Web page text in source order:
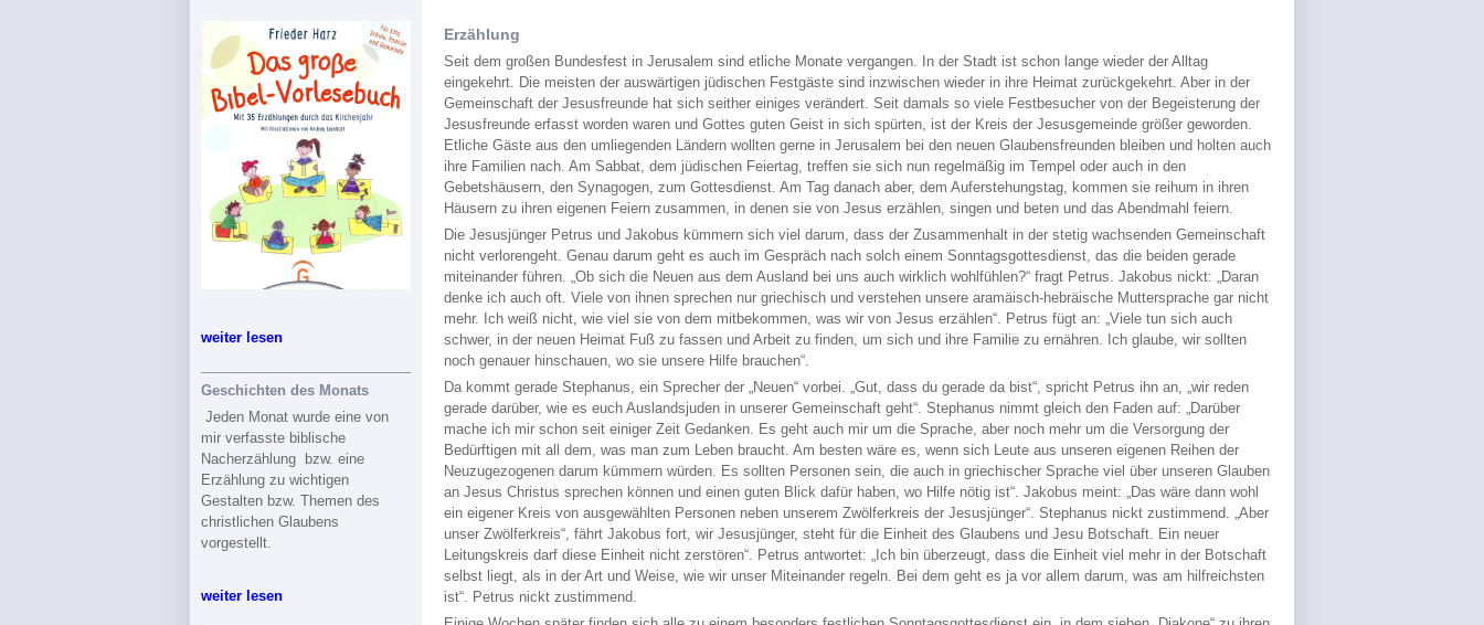
weiter lesen
Geschichten des Monats
Jeden Monat wurde eine von
mir verfasste biblische
Nacherzählung bzw. eine
Erzählung zu wichtigen
Gestalten bzw. Themen des
christlichen Glaubens
vorgestellt.
weiter lesen
Erzählung
Seit dem großen Bundesfest in Jerusalem sind etliche Monate vergangen. In der Stadt ist schon lange wieder der Alltag
eingekehrt. Die meisten der auswärtigen jüdischen Festgäste sind inzwischen wieder in ihre Heimat zurückgekehrt. Aber in der
Gemeinschaft der Jesusfreunde hat sich seither einiges verändert. Seit damals so viele Festbesucher von der Begeisterung der
Jesusfreunde erfasst worden waren und Gottes guten Geist in sich spürten, ist der Kreis der Jesusgemeinde größer geworden.
Etliche Gäste aus den umliegenden Ländern wollten gerne in Jerusalem bei den neuen Glaubensfreunden bleiben und holten auch
ihre Familien nach. Am Sabbat, dem jüdischen Feiertag, treffen sie sich nun regelmäßig im Tempel oder auch in den
Gebetshäusern, den Synagogen, zum Gottesdienst. Am Tag danach aber, dem Auferstehungstag, kommen sie reihum in ihren
Häusern zu ihren eigenen Feiern zusammen, in denen sie von Jesus erzählen, singen und beten und das Abendmahl feiern.
Die Jesusjünger Petrus und Jakobus kümmern sich viel darum, dass der Zusammenhalt in der stetig wachsenden Gemeinschaft
nicht verlorengeht. Genau darum geht es auch im Gespräch nach solch einem Sonntagsgottesdienst, das die beiden gerade
miteinander führen. „Ob sich die Neuen aus dem Ausland bei uns auch wirklich wohlfühlen?“ fragt Petrus. Jakobus nickt: „Daran
denke ich auch oft. Viele von ihnen sprechen nur griechisch und verstehen unsere aramäisch-hebräische Muttersprache gar nicht
mehr. Ich weiß nicht, wie viel sie von dem mitbekommen, was wir von Jesus erzählen“. Petrus fügt an: „Viele tun sich auch
schwer, in der neuen Heimat Fuß zu fassen und Arbeit zu finden, um sich und ihre Familie zu ernähren. Ich glaube, wir sollten
noch genauer hinschauen, wo sie unsere Hilfe brauchen“.
Da kommt gerade Stephanus, ein Sprecher der „Neuen“ vorbei. „Gut, dass du gerade da bist“, spricht Petrus ihn an, „wir reden
gerade darüber, wie es euch Auslandsjuden in unserer Gemeinschaft geht“. Stephanus nimmt gleich den Faden auf: „Darüber
mache ich mir schon seit einiger Zeit Gedanken. Es geht auch mir um die Sprache, aber noch mehr um die Versorgung der
Bedürftigen mit all dem, was man zum Leben braucht. Am besten wäre es, wenn sich Leute aus unseren eigenen Reihen der
Neuzugezogenen darum kümmern würden. Es sollten Personen sein, die auch in griechischer Sprache viel über unseren Glauben
an Jesus Christus sprechen können und einen guten Blick dafür haben, wo Hilfe nötig ist“. Jakobus meint: „Das wäre dann wohl
ein eigener Kreis von ausgewählten Personen neben unserem Zwölferkreis der Jesusjünger“. Stephanus nickt zustimmend. „Aber
unser Zwölferkreis“, fährt Jakobus fort, wir Jesusjünger, steht für die Einheit des Glaubens und Jesu Botschaft. Ein neuer
Leitungskreis darf diese Einheit nicht zerstören“. Petrus antwortet: „Ich bin überzeugt, dass die Einheit viel mehr in der Botschaft
selbst liegt, als in der Art und Weise, wie wir unser Miteinander regeln. Bei dem geht es ja vor allem darum, was am hilfreichsten
ist“. Petrus nickt zustimmend.